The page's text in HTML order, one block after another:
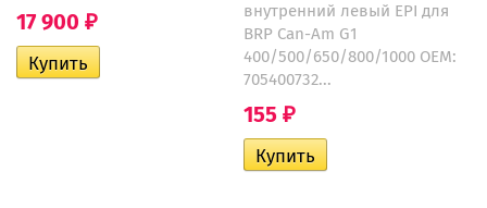
17 900 ₽
внутренний левый EPI для
BRP Can-Am G1
400/500/650/800/1000 OEM:
705400732...
155 ₽